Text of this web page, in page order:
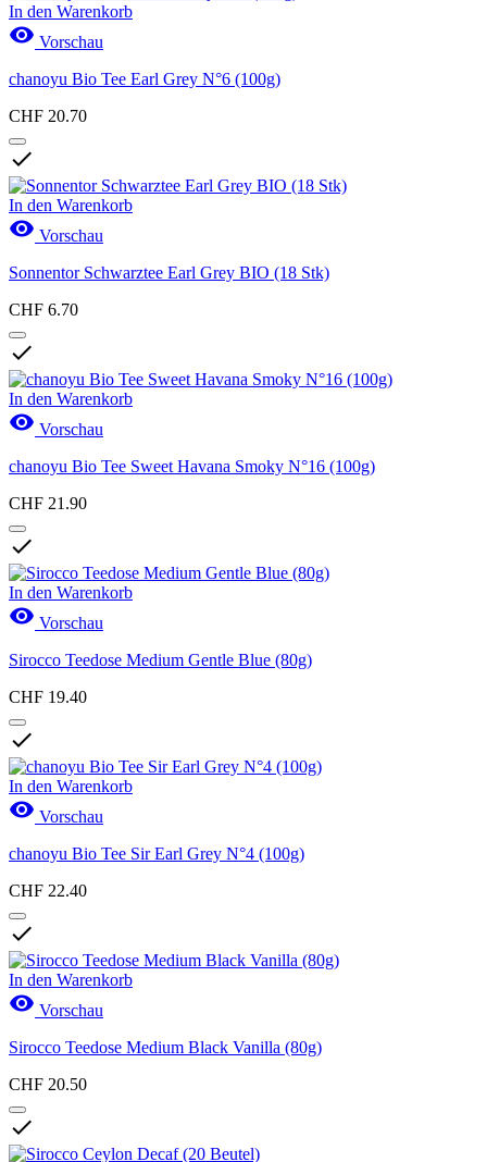
In den Warenkorb
 Vorschau
chanoyu Bio Tee Earl Grey N°6 (100g)
CHF 20.70

In den Warenkorb
 Vorschau
Sonnentor Schwarztee Earl Grey BIO (18 Stk)
CHF 6.70

In den Warenkorb
 Vorschau
chanoyu Bio Tee Sweet Havana Smoky N°16 (100g)
CHF 21.90

In den Warenkorb
 Vorschau
Sirocco Teedose Medium Gentle Blue (80g)
CHF 19.40

In den Warenkorb
 Vorschau
chanoyu Bio Tee Sir Earl Grey N°4 (100g)
CHF 22.40

In den Warenkorb
 Vorschau
Sirocco Teedose Medium Black Vanilla (80g)
CHF 20.50
